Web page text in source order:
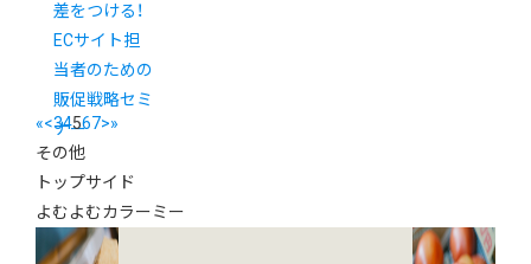
差をつける！
ECサイト担
当者のための
販促戦略セミ
ナー
«<34567>»
その他
トップサイド
よむよむカラーミー